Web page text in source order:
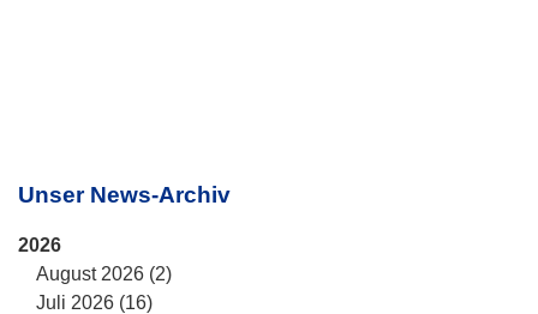
Unser News-Archiv
2026
August 2026 (2)
Juli 2026 (16)